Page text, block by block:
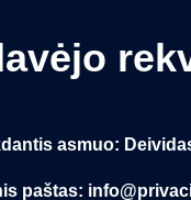
asmuo:
paštas: